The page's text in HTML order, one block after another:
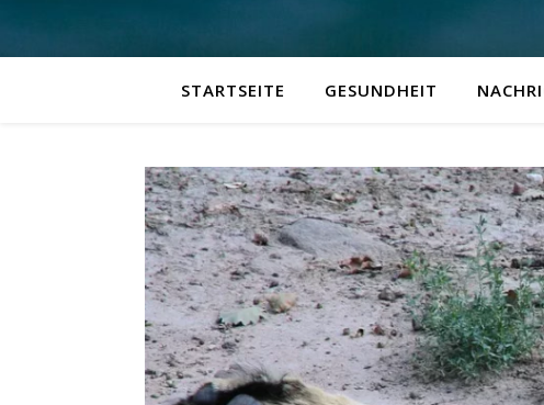
STARTSEITE GESUNDHEIT